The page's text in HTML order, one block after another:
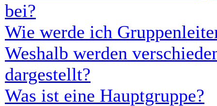
bei?
Wie werde ich
Weshalb werden
dargestellt?
Was ist eine Hauptgruppe?